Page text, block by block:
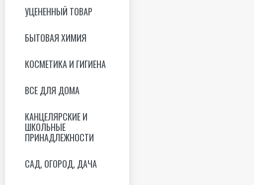
УЦЕНЕННЫЙ ТОВАР
БЫТОВАЯ ХИМИЯ
КОСМЕТИКА И ГИГИЕНА
ВСЕ ДЛЯ ДОМА
КАНЦЕЛЯРСКИЕ И
ШКОЛЬНЫЕ
ПРИНАДЛЕЖНОСТИ
САД, ОГОРОД, ДАЧА